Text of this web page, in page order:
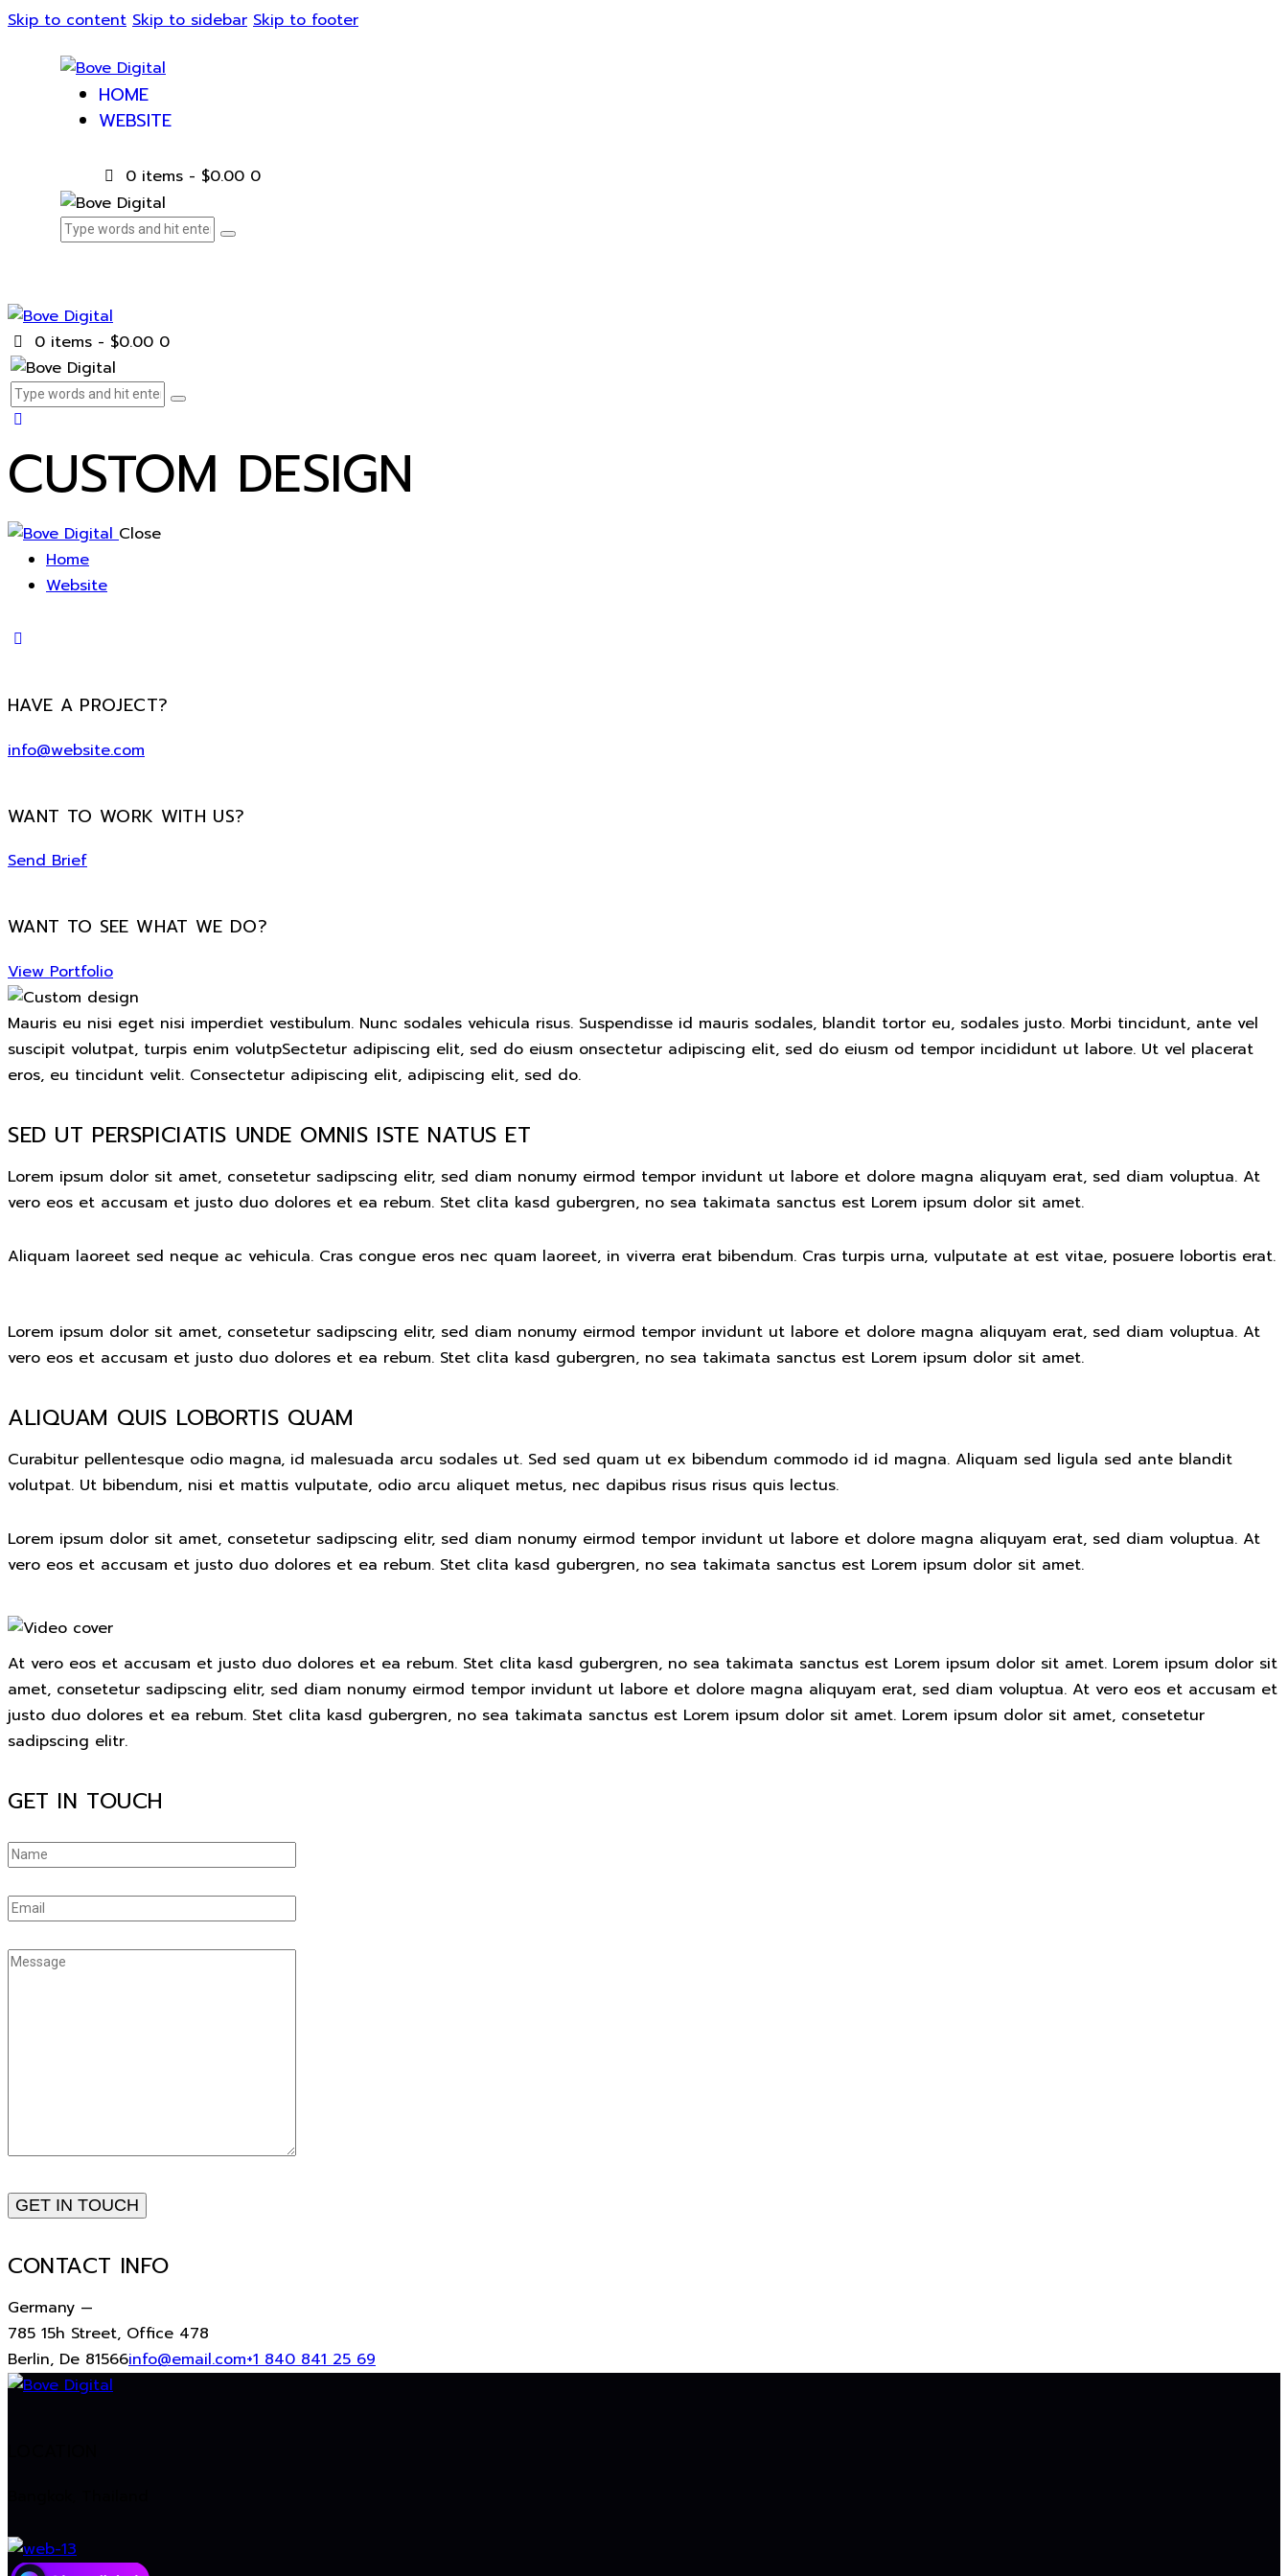
Skip to content Skip to sidebar Skip to footer
HOME
WEBSITE
0 items - $0.00 0
0 items - $0.00 0
CUSTOM DESIGN
Close
Home
Website
HAVE A PROJECT?
info@website.com
WANT TO WORK WITH US?
Send Brief
WANT TO SEE WHAT WE DO?
View Portfolio
Mauris eu nisi eget nisi imperdiet vestibulum. Nunc sodales vehicula risus. Suspendisse id mauris sodales, blandit tortor eu, sodales justo. Morbi tincidunt, ante vel
suscipit volutpat, turpis enim volutpSectetur adipiscing elit, sed do eiusm onsectetur adipiscing elit, sed do eiusm od tempor incididunt ut labore. Ut vel placerat
eros, eu tincidunt velit. Consectetur adipiscing elit, adipiscing elit, sed do.
SED UT PERSPICIATIS UNDE OMNIS ISTE NATUS ET
Lorem ipsum dolor sit amet, consetetur sadipscing elitr, sed diam nonumy eirmod tempor invidunt ut labore et dolore magna aliquyam erat, sed diam voluptua. At
vero eos et accusam et justo duo dolores et ea rebum. Stet clita kasd gubergren, no sea takimata sanctus est Lorem ipsum dolor sit amet.
Aliquam laoreet sed neque ac vehicula. Cras congue eros nec quam laoreet, in viverra erat bibendum. Cras turpis urna, vulputate at est vitae, posuere lobortis erat.
Lorem ipsum dolor sit amet, consetetur sadipscing elitr, sed diam nonumy eirmod tempor invidunt ut labore et dolore magna aliquyam erat, sed diam voluptua. At
vero eos et accusam et justo duo dolores et ea rebum. Stet clita kasd gubergren, no sea takimata sanctus est Lorem ipsum dolor sit amet.
ALIQUAM QUIS LOBORTIS QUAM
Curabitur pellentesque odio magna, id malesuada arcu sodales ut. Sed sed quam ut ex bibendum commodo id id magna. Aliquam sed ligula sed ante blandit
volutpat. Ut bibendum, nisi et mattis vulputate, odio arcu aliquet metus, nec dapibus risus risus quis lectus.
Lorem ipsum dolor sit amet, consetetur sadipscing elitr, sed diam nonumy eirmod tempor invidunt ut labore et dolore magna aliquyam erat, sed diam voluptua. At
vero eos et accusam et justo duo dolores et ea rebum. Stet clita kasd gubergren, no sea takimata sanctus est Lorem ipsum dolor sit amet.
At vero eos et accusam et justo duo dolores et ea rebum. Stet clita kasd gubergren, no sea takimata sanctus est Lorem ipsum dolor sit amet. Lorem ipsum dolor sit
amet, consetetur sadipscing elitr, sed diam nonumy eirmod tempor invidunt ut labore et dolore magna aliquyam erat, sed diam voluptua. At vero eos et accusam et
justo duo dolores et ea rebum. Stet clita kasd gubergren, no sea takimata sanctus est Lorem ipsum dolor sit amet. Lorem ipsum dolor sit amet, consetetur
sadipscing elitr.
GET IN TOUCH
CONTACT INFO
Germany —
785 15h Street, Office 478
Berlin, De 81566info@email.com+1 840 841 25 69